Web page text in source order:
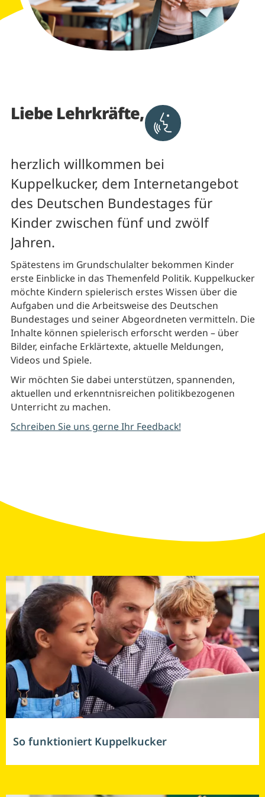
Liebe Lehrkräfte,
Aktivieren um Text
herzlich willkommen bei
Kuppelkucker, dem Internetangebot
des Deutschen Bundestages für
Kinder zwischen fünf und zwölf
Jahren.
Spätestens im Grundschulalter bekommen Kinder
erste Einblicke in das Themenfeld Politik. Kuppelkucker
möchte Kindern spielerisch erstes Wissen über die
Aufgaben und die Arbeitsweise des Deutschen
Bundestages und seiner Abgeordneten vermitteln. Die
Inhalte können spielerisch erforscht werden – über
Bilder, einfache Erklärtexte, aktuelle Meldungen,
Videos und Spiele.
Wir möchten Sie dabei unterstützen, spannenden,
aktuellen und erkenntnisreichen politikbezogenen
Unterricht zu machen.
Schreiben Sie uns gerne Ihr Feedback!
So funktioniert Kuppelkucker